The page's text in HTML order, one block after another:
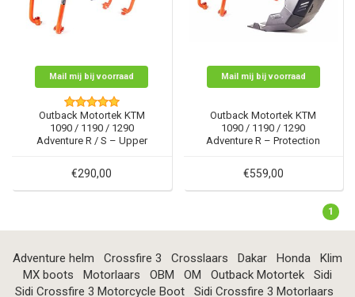
Mail mij bij voorraad
Outback Motortek KTM
1090 / 1190 / 1290
Adventure R / S – Upper
€290,00
Mail mij bij voorraad
Outback Motortek KTM
1090 / 1190 / 1290
Adventure R – Protection
€559,00
1
Adventure helm Crossfire 3 Crosslaars Dakar Honda
Klim
MX boots
Motorlaars OBM OM Outback Motortek
Sidi
Sidi Crossfire 3 Motorcycle Boot
Sidi Crossfire 3 Motorlaars